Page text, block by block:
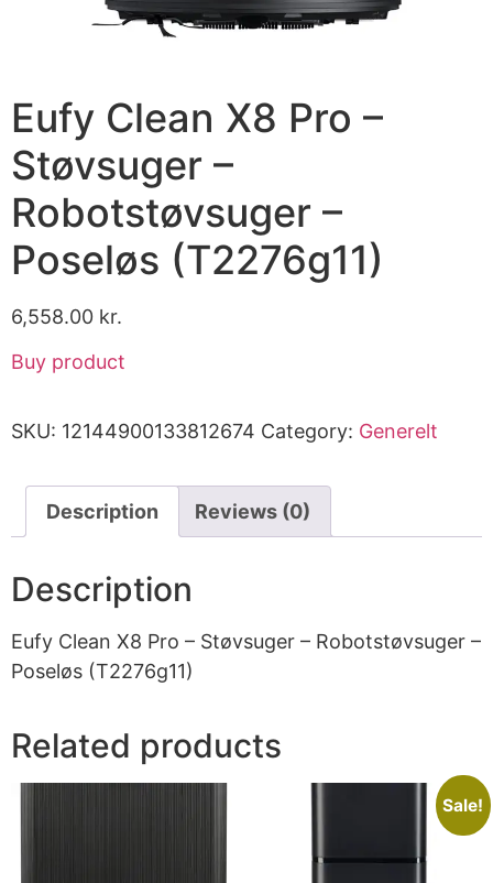
Eufy Clean X8 Pro –
Støvsuger –
Robotstøvsuger –
Poseløs (T2276g11)
6,558.00 kr.
Buy product
SKU: 12144900133812674 Category: Generelt
Description Reviews (0)
Description
Eufy Clean X8 Pro – Støvsuger – Robotstøvsuger –
Poseløs (T2276g11)
Related products
Sale!